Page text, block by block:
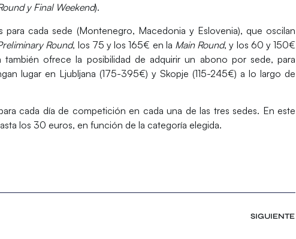
y Final Weekend).
para cada sede (Montenegro, Macedonia y Eslovenia), que oscilan
Round, los 75 y los 165€ en la Main Round, y los 60 y 150€
también ofrece la posibilidad de adquirir un abono por sede, para
lugar en Ljubljana (175-395€) ySkopje (115-245€) a lo largo de
cada día de competición en cada una de las tres sedes. En este
los 30 euros, en función de la categoría elegida.
SIGUIENTE